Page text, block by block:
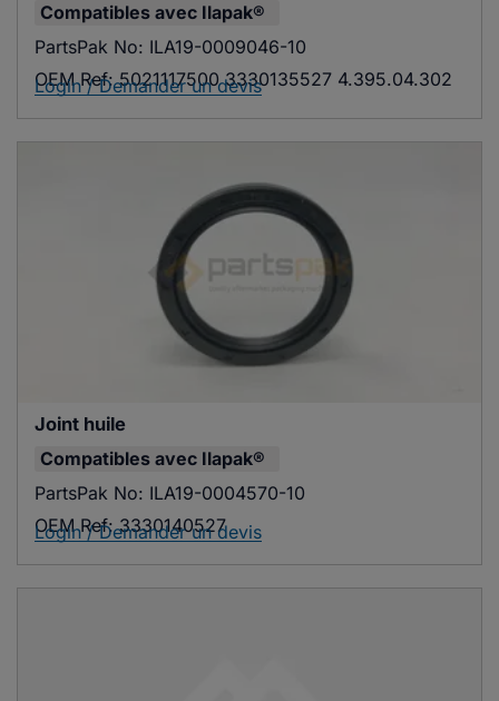
Compatibles avec Ilapak®
PartsPak No: ILA19-0009046-10
OEM Ref: 5021117500 3330135527 4.395.04.302
Login / Demander un devis
Joint huile
Compatibles avec Ilapak®
PartsPak No: ILA19-0004570-10
OEM Ref: 3330140527
Login / Demander un devis